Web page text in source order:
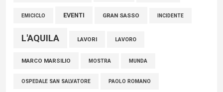
EMICICLO EVENTI GRAN SASSO INCIDENTE
L'AQUILA LAVORI LAVORO
MARCO MARSILIO MOSTRA MUNDA
OSPEDALE SAN SALVATORE PAOLO ROMANO